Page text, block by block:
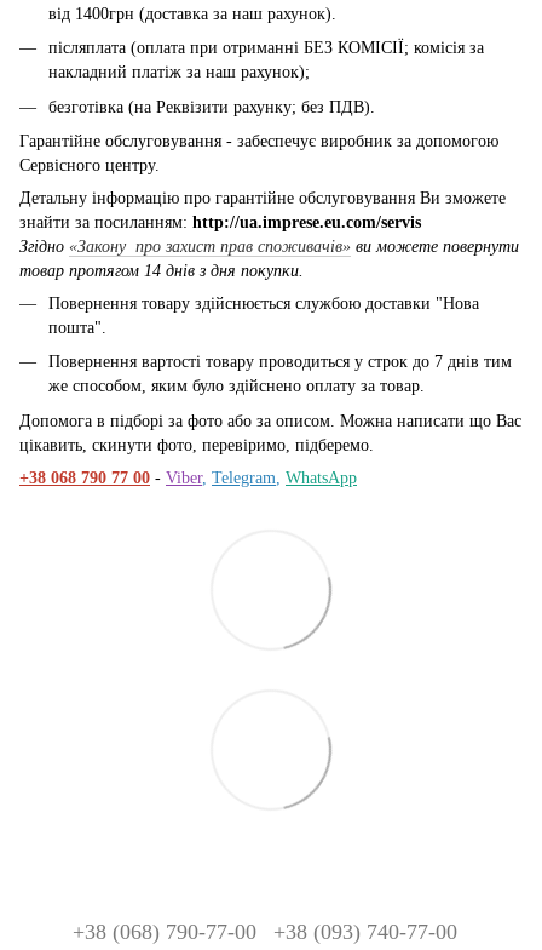
від 1400грн (доставка за наш рахунок).
післяплата (оплата при отриманні БЕЗ КОМІСІЇ; комісія за
накладний платіж за наш рахунок);
безготівка (на Реквізити рахунку; без ПДВ).
Гарантійне обслуговування - забеспечує виробник за допомогою
Сервісного центру.
Детальну інформацію про гарантійне обслуговування Ви зможете
знайти за посиланням: http://ua.imprese.eu.com/servis
Згідно «Закону про захист прав споживачів» ви можете повернути
товар протягом 14 днів з дня покупки.
Повернення товару здійснюється службою доставки "Нова
пошта".
Повернення вартості товару проводиться у строк до 7 днів тим
же способом, яким було здійснено оплату за товар.
Допомога в підборі за фото або за описом. Можна написати що Вас
цікавить, скинути фото, перевіримо, підберемо.
+38 068 790 77 00 - Viber, Telegram WhatsApp
+38 (068) 790-77-00 +38 (093) 740-77-00